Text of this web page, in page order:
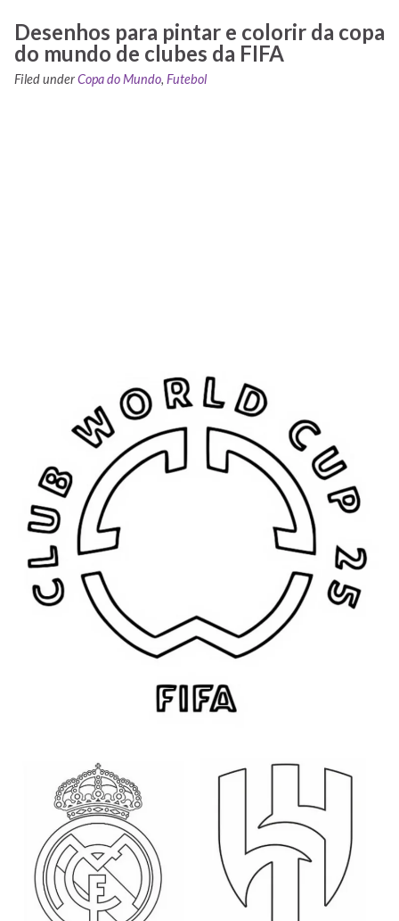
Desenhos para pintar e colorir da copa
do mundo de clubes da FIFA
Filed underCopa do Mundo, Futebol